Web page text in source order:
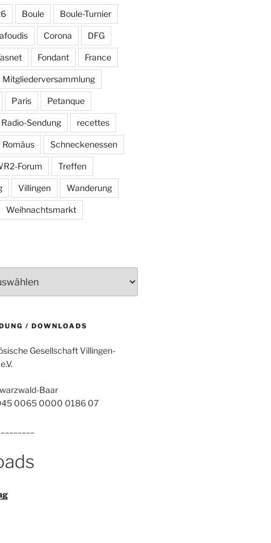
Boule Boule-Turnier
Corona DFG
Fondant France
Mitgliederversammlung
Paris Petanque
Radio-Sendung recettes
Romäus Schneckenessen
Forum Treffen
Villingen Wanderung
Weihnachtsmarkt
/ DOWNLOADS
Gesellschaft Villingen-
Baar
0065 0000 0186 07